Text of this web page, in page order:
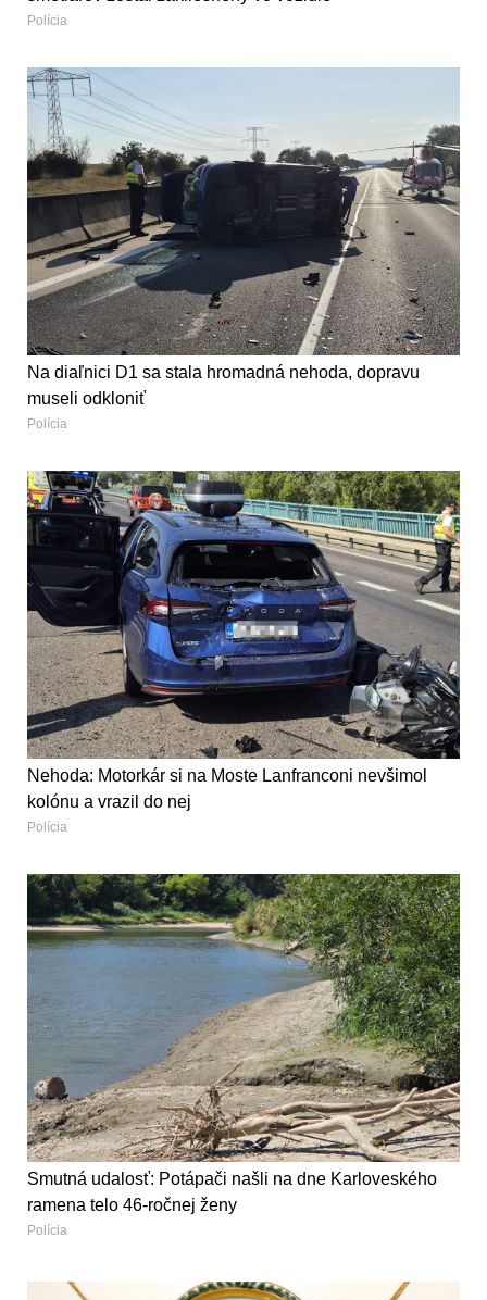
Polícia
Na diaľnici D1 sa stala hromadná nehoda, dopravu
museli odkloniť
Polícia
Nehoda: Motorkár si na Moste Lanfranconi nevšimol
kolónu a vrazil do nej
Polícia
Smutná udalosť: Potápači našli na dne Karloveského
ramena telo 46-ročnej ženy
Polícia